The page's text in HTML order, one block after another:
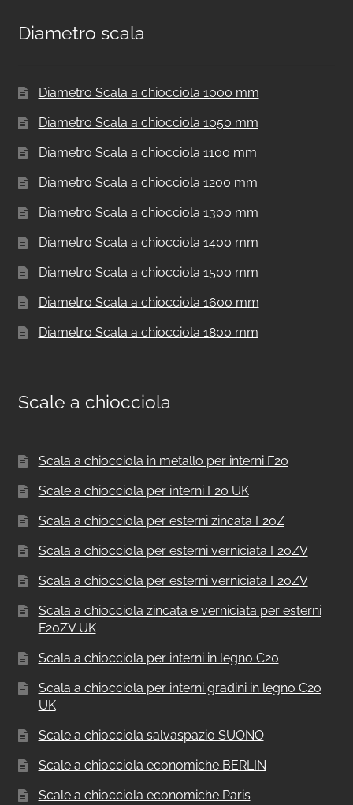
Diametro scala
Diametro Scala a chiocciola 1000 mm
Diametro Scala a chiocciola 1050 mm
Diametro Scala a chiocciola 1100 mm
Diametro Scala a chiocciola 1200 mm
Diametro Scala a chiocciola 1300 mm
Diametro Scala a chiocciola 1400 mm
Diametro Scala a chiocciola 1500 mm
Diametro Scala a chiocciola 1600 mm
Diametro Scala a chiocciola 1800 mm
Scale a chiocciola
Scala a chiocciola in metallo per interni F20
Scale a chiocciola per interni F20 UK
Scala a chiocciola per esterni zincata F20Z
Scala a chiocciola per esterni verniciata F20ZV
Scala a chiocciola per esterni verniciata F20ZV
Scala a chiocciola zincata e verniciata per esterni
F20ZV UK
Scala a chiocciola per interni in legno C20
Scala a chiocciola per interni gradini in legno C20
UK
Scale a chiocciola salvaspazio SUONO
Scale a chiocciola economiche BERLIN
Scale a chiocciola economiche Paris